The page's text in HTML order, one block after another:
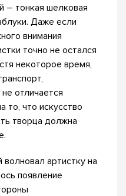
– тонкая шелковая
Даже если
внимания
точно не остался
некоторое время,
отличается
то, что искусство
творца должна
артистку на
появление